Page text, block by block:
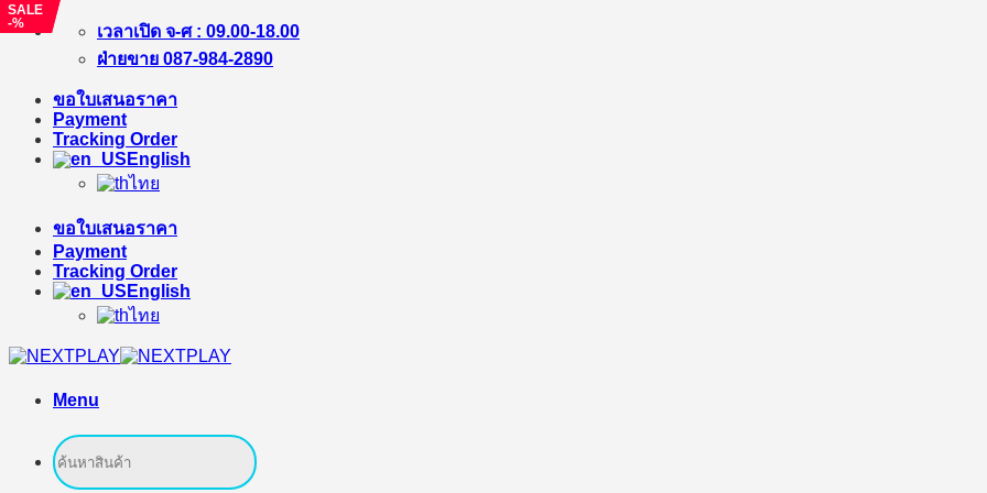
Skip
เวลาเปิด จ-ศ : 09.00-18.00
ฝ่ายขาย 087-984-2890
ขอใบเสนอราคา
Payment
Tracking Order
English
ไทย
ขอใบเสนอราคา
Payment
Tracking Order
English
ไทย
Menu
Search
for:
SALE
-%
SALE
-%